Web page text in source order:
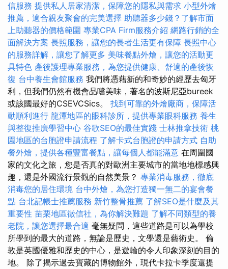
信服務 提供私人居家清潔，保障您的隱私與需求 小型外燴
推薦，適合親友聚會的完美選擇 助聽器多少錢？了解市面
上助聽器的價格範圍 專業CPA Firm服務介紹 網路行銷的全
面解決方案 長照服務，讓您的長者生活更有保障 長照中心
的服務詳解，讓您了解更多 美味餐點外燴，讓您的活動更
具特色 產後護理專業服務，為您提供健康、舒適的產後恢
復 台中養生會館服務 我們將憑藉新的和奇妙的經歷去匈牙
利，但我們仍然有機會品嚐美味，著名的波斯尼亞bureek
或該國最好的CSEVCSics。 找到可靠的外燴廠商，保障活
動順利進行 龍潭地區的眼科診所，提供專業眼科服務 養生
與整復推廣學習中心 谷歌SEO的最佳實踐 士林推拿技術 桃
園地區的台胞證申請流程 了解卡式台胞證的申請方式 自助
餐外燴，提供各種豐富餐點，讓每個人都能滿意 在周圍國
家的文化之旅，您是否真的對歐洲主要城市的當地地標感興
趣，還是外國流行景觀的自然美景？ 專業消毒服務，徹底
消毒您的居住環境 台中外燴，為您打造獨一無二的宴會餐
點 台北記帳士推薦服務 新竹整骨推薦 了解SEO是什麼及其
重要性 苗栗地區徵信社，為你解決難題 了解不同類型的養
老院，讓您選擇最合適 毫無疑問，這些道路是可以為學校
所學到的最大的道路，無論是歷史，文學還是藝術史。 倫
敦是英國優雅和歷史的中心，是遊輪的令人印象深刻的目的
地。 除了揭示過去寶藏的博物館外，現代卡拉卡季度還提